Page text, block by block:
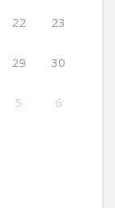
22 23
29 30
5 6